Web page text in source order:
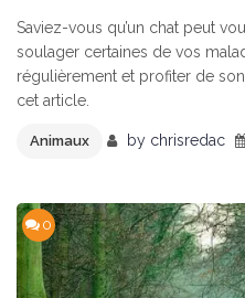
Saviez-vous qu’un chat peut
soulager certaines de vos
régulièrement et profiter de
cet article.
Animaux by chrisredac
0